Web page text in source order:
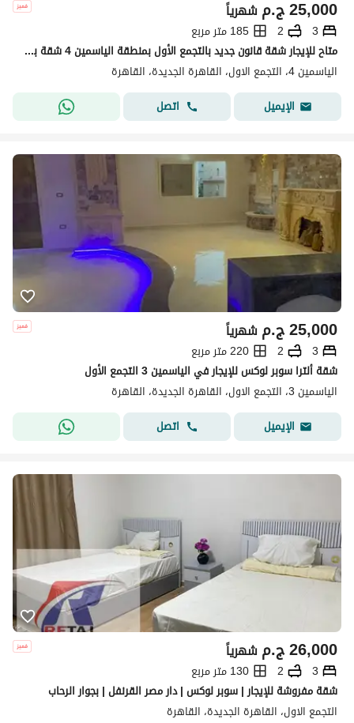
ج.م25,000 شهرياً
3
2
185 متر مربع
متاح للإيجار شقة قانون جديد بالتجمع الأول بمنطقة الياسمين 4 شقة بمساحة 185متر
الياسمين 4، التجمع الاول، القاهرة الجديدة، القاهرة
الإيميل
اتصل
ج.م25,000 شهرياً
3
2
220 متر مربع
شقة ألترا سوبر لوكس للإيجار في الياسمين 3 التجمع الأول
الياسمين 3، التجمع الاول، القاهرة الجديدة، القاهرة
الإيميل
اتصل
ج.م26,000 شهرياً
3
2
130 متر مربع
شقة مفروشة للإيجار | سوبر لوكس | دار مصر القرنفل | بجوار الرحاب
التجمع الاول، القاهرة الجديدة، القاهرة